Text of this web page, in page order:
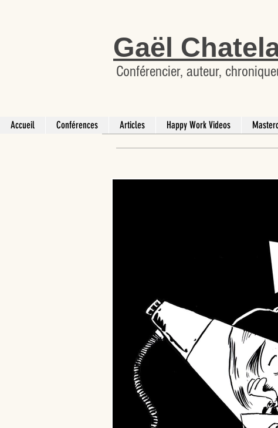
Gaël
Conférencier, auteur,
Accueil Conférences Articles Happy Work Videos